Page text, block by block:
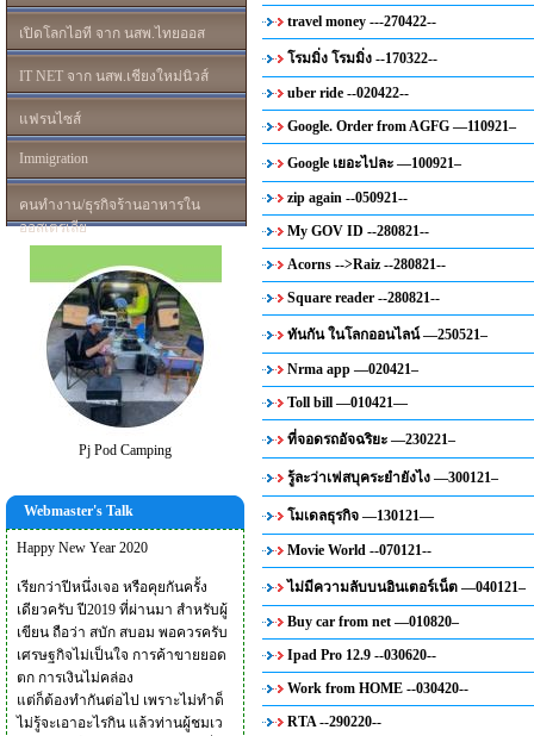
เปิดโลกไอที จาก นสพ.ไทยออส
IT NET จาก นสพ.เชียงใหม่นิวส์
แฟรนไซส์
Immigration
คนทำงาน/ธุรกิจร้านอาหารใน
ออสเตรเลีย
Pj Pod Camping
Webmaster's Talk
Happy New Year 2020
เรียกว่าปีหนึ่งเจอ หรือคุยกันครั้ง
เดียวครับ ปี2019 ที่ผ่านมา สำหรับผู้
เขียน ถือว่า สบัก สบอม พอควรครับ
เศรษฐกิจไม่เป็นใจ การค้าขายยอด
ตก การเงินไม่คล่อง
แต่ก็ต้องทำกันต่อไป เพราะไม่ทำด็
ไม่รู้จะเอาอะไรกิน แล้วท่านผู้ชมเว
travel money ---270422--
โรมมิ่ง โรมมิ่ง --170322--
uber ride --020422--
Google. Order from AGFG —110921–
Google เยอะไปละ —100921–
zip again --050921--
My GOV ID --280821--
Acorns -->Raiz --280821--
Square reader --280821--
ทันกัน ในโลกออนไลน์ —250521–
Nrma app —020421–
Toll bill —010421—
ที่จอดรถอัจฉริยะ —230221–
รู้ละว่าเฟสบุคระยำยังไง —300121–
โมเดลธุรกิจ —130121—
Movie World --070121--
ไม่มีความลับบนอินเตอร์เน็ต —040121–
Buy car from net —010820–
Ipad Pro 12.9 --030620--
Work from HOME --030420--
RTA --290220--